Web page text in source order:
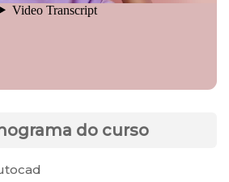
do curso